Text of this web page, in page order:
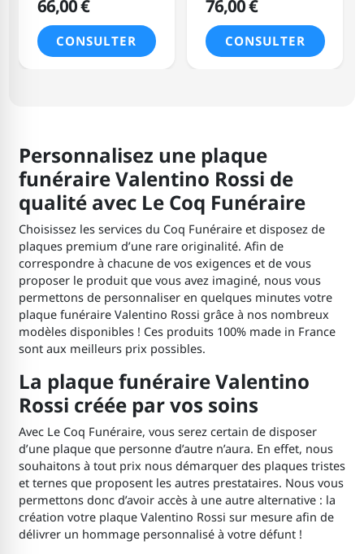
66,00 €
CONSULTER
76,00 €
CONSULTER
Personnalisez une plaque
funéraire Valentino Rossi de
qualité avec Le Coq Funéraire
Choisissez les services du Coq Funéraire et disposez de
plaques premium d’une rare originalité. Afin de
correspondre à chacune de vos exigences et de vous
proposer le produit que vous avez imaginé, nous vous
permettons de personnaliser en quelques minutes votre
plaque funéraire Valentino Rossi grâce à nos nombreux
modèles disponibles ! Ces produits 100% made in France
sont aux meilleurs prix possibles.
La plaque funéraire Valentino
Rossi créée par vos soins
Avec Le Coq Funéraire, vous serez certain de disposer
d’une plaque que personne d’autre n’aura. En effet, nous
souhaitons à tout prix nous démarquer des plaques tristes
et ternes que proposent les autres prestataires. Nous vous
permettons donc d’avoir accès à une autre alternative : la
création votre plaque Valentino Rossi sur mesure afin de
délivrer un hommage personnalisé à votre défunt !